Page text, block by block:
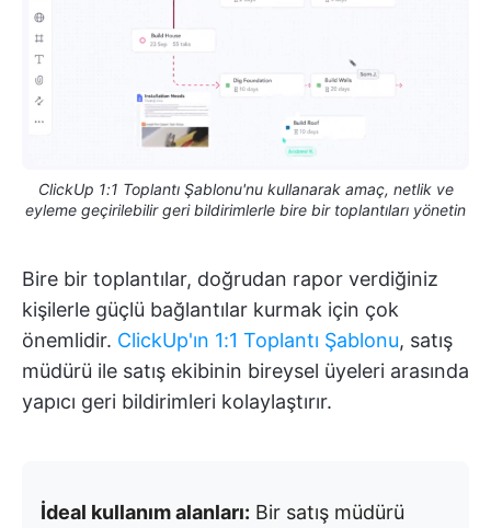
ClickUp 1:1 Toplantı Şablonu'nu kullanarak amaç, netlik ve
eyleme geçirilebilir geri bildirimlerle bire bir toplantıları yönetin
Bire bir toplantılar, doğrudan rapor verdiğiniz
kişilerle güçlü bağlantılar kurmak için çok
önemlidir. ClickUp'ın 1:1 Toplantı Şablonu, satış
müdürü ile satış ekibinin bireysel üyeleri arasında
yapıcı geri bildirimleri kolaylaştırır.
İdeal kullanım alanları: Bir satış müdürü